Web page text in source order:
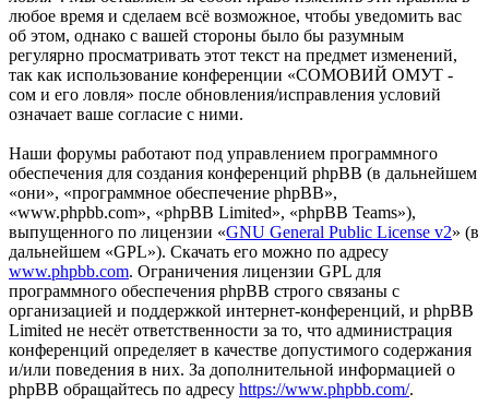
любое время и сделаем всё возможное, чтобы уведомить вас
об этом, однако с вашей стороны было бы разумным
регулярно просматривать этот текст на предмет изменений,
так как использование конференции «СОМОВИЙ ОМУТ -
сом и его ловля» после обновления/исправления условий
означает ваше согласие с ними.
Наши форумы работают под управлением программного
обеспечения для создания конференций phpBB (в дальнейшем
«они», «программное обеспечение phpBB»,
«www.phpbb.com», «phpBB Limited», «phpBB Teams»),
выпущенного по лицензии «GNU General Public License v2» (в
дальнейшем «GPL»). Скачать его можно по адресу
www.phpbb.com. Ограничения лицензии GPL для
программного обеспечения phpBB строго связаны с
организацией и поддержкой интернет-конференций, и phpBB
Limited не несёт ответственности за то, что администрация
конференций определяет в качестве допустимого содержания
и/или поведения в них. За дополнительной информацией о
phpBB обращайтесь по адресу https://www.phpbb.com/.